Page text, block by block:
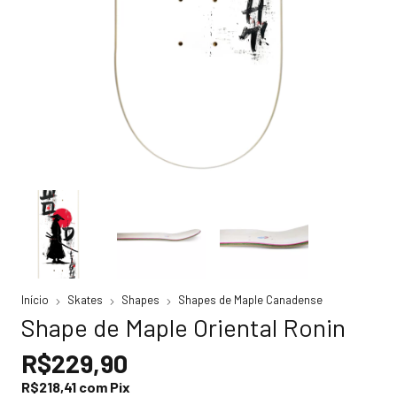
Início Skates Shapes Shapes de Maple Canadense
Shape de Maple Oriental Ronin
R$229,90
R$218,41 com Pix